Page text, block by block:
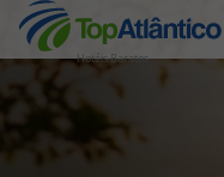
Hotéis Baratos
Destinos